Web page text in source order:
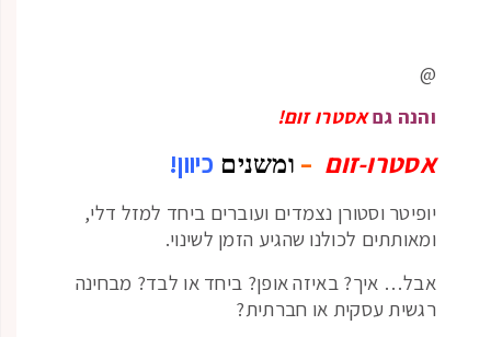
@
והנה גםאסטרו זום!
אסטרו-זום – ומשנים כיוון!
יופיטר וסטורן נצמדים ועוברים ביחד למזל דלי,
ומאותתים לכולנו שהגיע הזמן לשינוי.
אבל… איך? באיזה אופן? ביחד או לבד? מבחינה
רגשית עסקית או חברתית?